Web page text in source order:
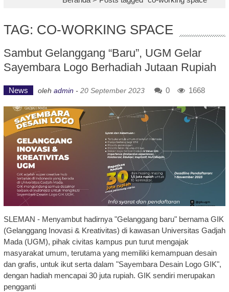
TAG: CO-WORKING SPACE
Sambut Gelanggang “Baru”, UGM Gelar
Sayembara Logo Berhadiah Jutaan Rupiah
News oleh admin - 20 September 2023 0 1668
SLEMAN - Menyambut hadirnya "Gelanggang baru" bernama GIK
(Gelanggang Inovasi & Kreativitas) di kawasan Universitas Gadjah
Mada (UGM), pihak civitas kampus pun turut mengajak
masyarakat umum, terutama yang memiliki kemampuan desain
dan grafis, untuk ikut serta dalam "Sayembara Desain Logo GIK",
dengan hadiah mencapai 30 juta rupiah. GIK sendiri merupakan
pengganti